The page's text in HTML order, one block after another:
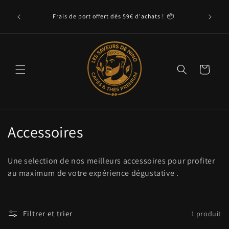
au
de thé
Frais de port offert dès 59€ d'achats ! 📦
Panier
C
l
e
Accessoires
Une selection de nos meilleurs accessoires pour profiter
au maximum de votre expérience dégustative .
Filtrer et trier 1 produit